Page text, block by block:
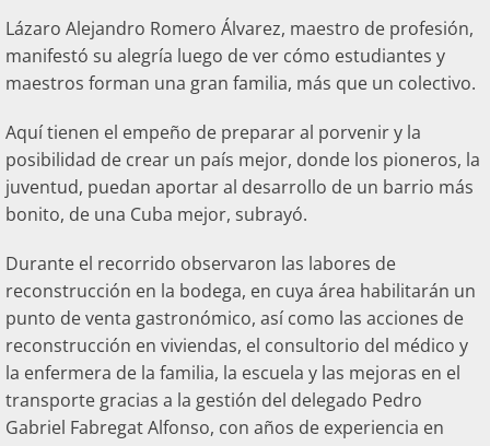
Lázaro Alejandro Romero Álvarez, maestro de profesión,
manifestó su alegría luego de ver cómo estudiantes y
maestros forman una gran familia, más que un colectivo.
Aquí tienen el empeño de preparar al porvenir y la
posibilidad de crear un país mejor, donde los pioneros, la
juventud, puedan aportar al desarrollo de un barrio más
bonito, de una Cuba mejor, subrayó.
Durante el recorrido observaron las labores de
reconstrucción en la bodega, en cuya área habilitarán un
punto de venta gastronómico, así como las acciones de
reconstrucción en viviendas, el consultorio del médico y
la enfermera de la familia, la escuela y las mejoras en el
transporte gracias a la gestión del delegado Pedro
Gabriel Fabregat Alfonso, con años de experiencia en